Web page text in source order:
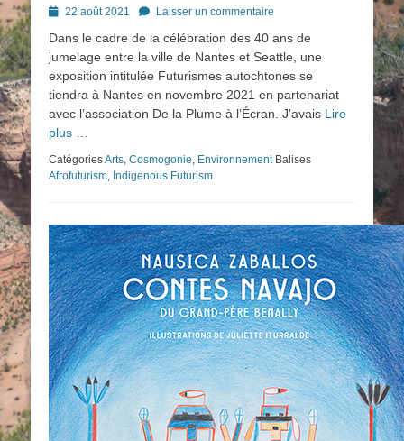
Posted22 août 2021 Laisser un commentaire
Dans le cadre de la célébration des 40 ans de
jumelage entre la ville de Nantes et Seattle, une
exposition intitulée Futurismes autochtones se
tiendra à Nantes en novembre 2021 en partenariat
avec l’association De la Plume à l’Écran. J’avais Lire
plus …
CatégoriesArts, Cosmogonie, EnvironnementBalises
Afrofuturism, Indigenous Futurism